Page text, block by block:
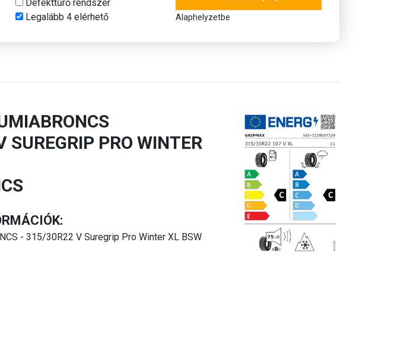
Defekttűrő rendszer
Legalább 4 elérhető
Alaphelyzetbe
PRO WINTER
- 315/30R22 V Suregrip Pro Winter XL BSW